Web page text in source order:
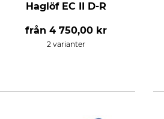
Haglöf EC II D-R
från 4 750,00 kr
2 varianter